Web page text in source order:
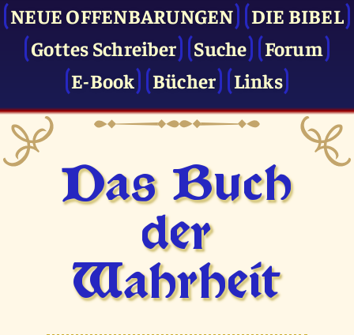
NEUE OFFENBARUNGEN
DIE BIBEL
Gottes Schreiber
Suche
Forum
E-Book
Bücher Links
Das Buch
der
Wahrheit